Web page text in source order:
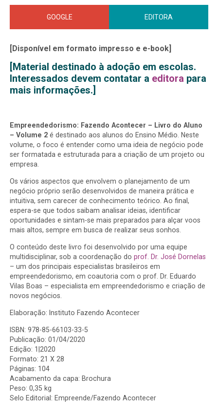
GOOGLE EDITORA
[Disponível em formato impresso e e-book]
[Material destinado à adoção em escolas.
Interessados devem contatar a editora para
mais informações.]
Empreendedorismo: Fazendo Acontecer – Livro do Aluno
– Volume 2 é destinado aos alunos do Ensino Médio. Neste
volume, o foco é entender como uma ideia de negócio pode
ser formatada e estruturada para a criação de um projeto ou
empresa.
Os vários aspectos que envolvem o planejamento de um
negócio próprio serão desenvolvidos de maneira prática e
intuitiva, sem carecer de conhecimento teórico. Ao final,
espera-se que todos saibam analisar ideias, identificar
oportunidades e sintam-se mais preparados para alçar voos
mais altos, sempre em busca de realizar seus sonhos.
O conteúdo deste livro foi desenvolvido por uma equipe
multidisciplinar, sob a coordenação do prof. Dr. José Dornelas
– um dos principais especialistas brasileiros em
empreendedorismo, em coautoria com o prof. Dr. Eduardo
Vilas Boas – especialista em empreendedorismo e criação de
novos negócios.
Elaboração: Instituto Fazendo Acontecer
ISBN: 978-85-66103-33-5
Publicação: 01/04/2020
Edição: 1|2020
Formato: 21 X 28
Páginas: 104
Acabamento da capa: Brochura
Peso: 0,35 kg
Selo Editorial: Empreende/Fazendo Acontecer